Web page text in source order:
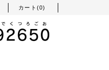
カート(0)